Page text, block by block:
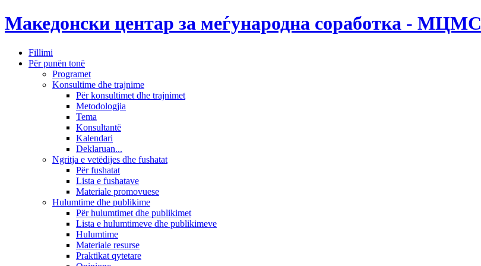
Македонски центар за меѓународна соработка - МЦМС
Fillimi
Për punën tonë
Programet
Konsultime dhe trajnime
Për konsultimet dhe trajnimet
Metodologjia
Tema
Konsultantë
Kalendari
Deklaruan...
Ngritja e vetëdijes dhe fushatat
Për fushatat
Lista e fushatave
Materiale promovuese
Hulumtime dhe publikime
Për hulumtimet dhe publikimet
Lista e hulumtimeve dhe publikimeve
Hulumtime
Materiale resurse
Praktikat qytetare